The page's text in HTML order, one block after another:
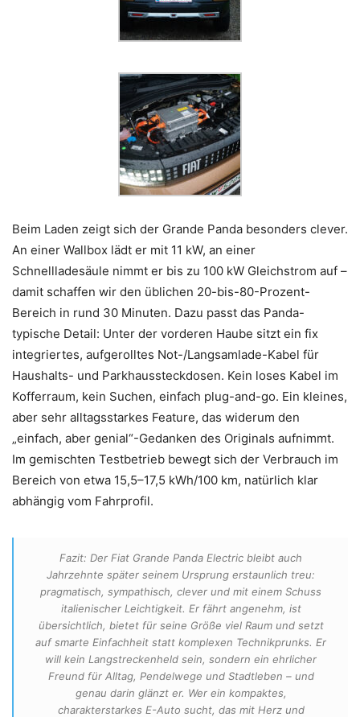
Beim Laden zeigt sich der Grande Panda besonders clever.
An einer Wallbox lädt er mit 11 kW, an einer
Schnellladesäule nimmt er bis zu 100 kW Gleichstrom auf –
damit schaffen wir den üblichen 20-bis-80-Prozent-
Bereich in rund 30 Minuten. Dazu passt das Panda-
typische Detail: Unter der vorderen Haube sitzt ein fix
integriertes, aufgerolltes Not-/Langsamlade-Kabel für
Haushalts- und Parkhaussteckdosen. Kein loses Kabel im
Kofferraum, kein Suchen, einfach plug-and-go. Ein kleines,
aber sehr alltagsstarkes Feature, das widerum den
„einfach, aber genial“-Gedanken des Originals aufnimmt.
Im gemischten Testbetrieb bewegt sich der Verbrauch im
Bereich von etwa 15,5–17,5 kWh/100 km, natürlich klar
abhängig vom Fahrprofil.
Fazit: Der Fiat Grande Panda Electric bleibt auch
Jahrzehnte später seinem Ursprung erstaunlich treu:
pragmatisch, sympathisch, clever und mit einem Schuss
italienischer Leichtigkeit. Er fährt angenehm, ist
übersichtlich, bietet für seine Größe viel Raum und setzt
auf smarte Einfachheit statt komplexen Technikprunks. Er
will kein Langstreckenheld sein, sondern ein ehrlicher
Freund für Alltag, Pendelwege und Stadtleben – und
genau darin glänzt er. Wer ein kompaktes,
charakterstarkes E-Auto sucht, das mit Herz und